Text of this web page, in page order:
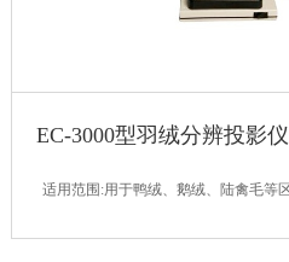
EC-3000型羽绒分辨投影仪